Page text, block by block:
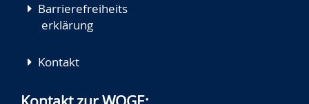
Barrierefreiheits
erklärung
Kontakt